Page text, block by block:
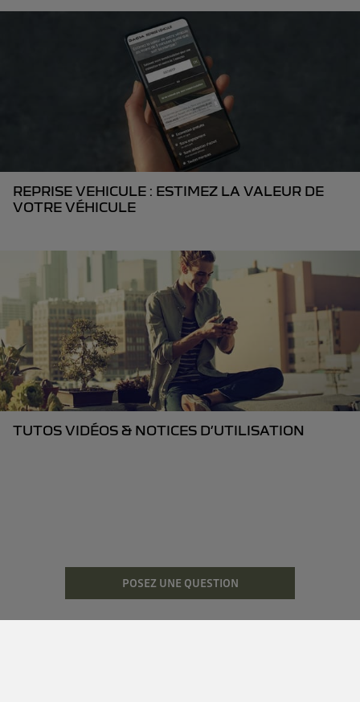
REPRISE VEHICULE : ESTIMEZ LA VALEUR DE
VOTRE VÉHICULE
TUTOS VIDÉOS & NOTICES D’UTILISATION
POSEZ UNE QUESTION